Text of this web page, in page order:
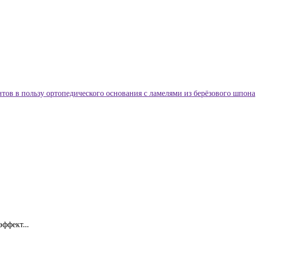
в пользу ортопедического основания с ламелями из берёзового шпона